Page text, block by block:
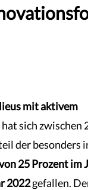
mit aktivem
hat sich zwischen
der besonders
25 Prozent im
2022gefallen.